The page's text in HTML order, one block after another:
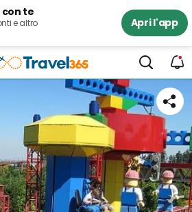
con te
e altro Apri l'app